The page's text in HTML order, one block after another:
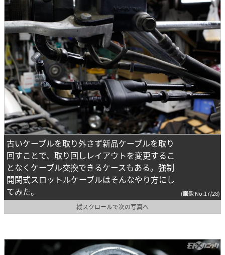
古いケーブルを取り外さず新品ケーブルを取り
回すことで、取り回しレイアウトを変更するこ
となくケーブル交換できるケースもある。強制
開閉式スロットルケーブルはそんなやり方にし
てみた。
(画像 No.17/28)
縦スクロールで次の写真へ